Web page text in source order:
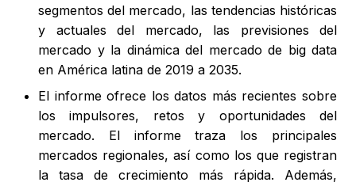
segmentos del mercado, las tendencias históricas
y actuales del mercado, las previsiones del
mercado y la dinámica del mercado de big data
en América latina de 2019 a 2035.
El informe ofrece los datos más recientes sobre
los impulsores, retos y oportunidades del
mercado. El informe traza los principales
mercados regionales, así como los que registran
la tasa de crecimiento más rápida. Además,